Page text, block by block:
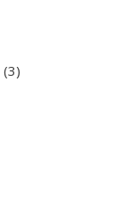
(3)